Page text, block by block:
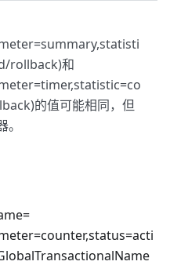
rollback)和
的值可能相同，但